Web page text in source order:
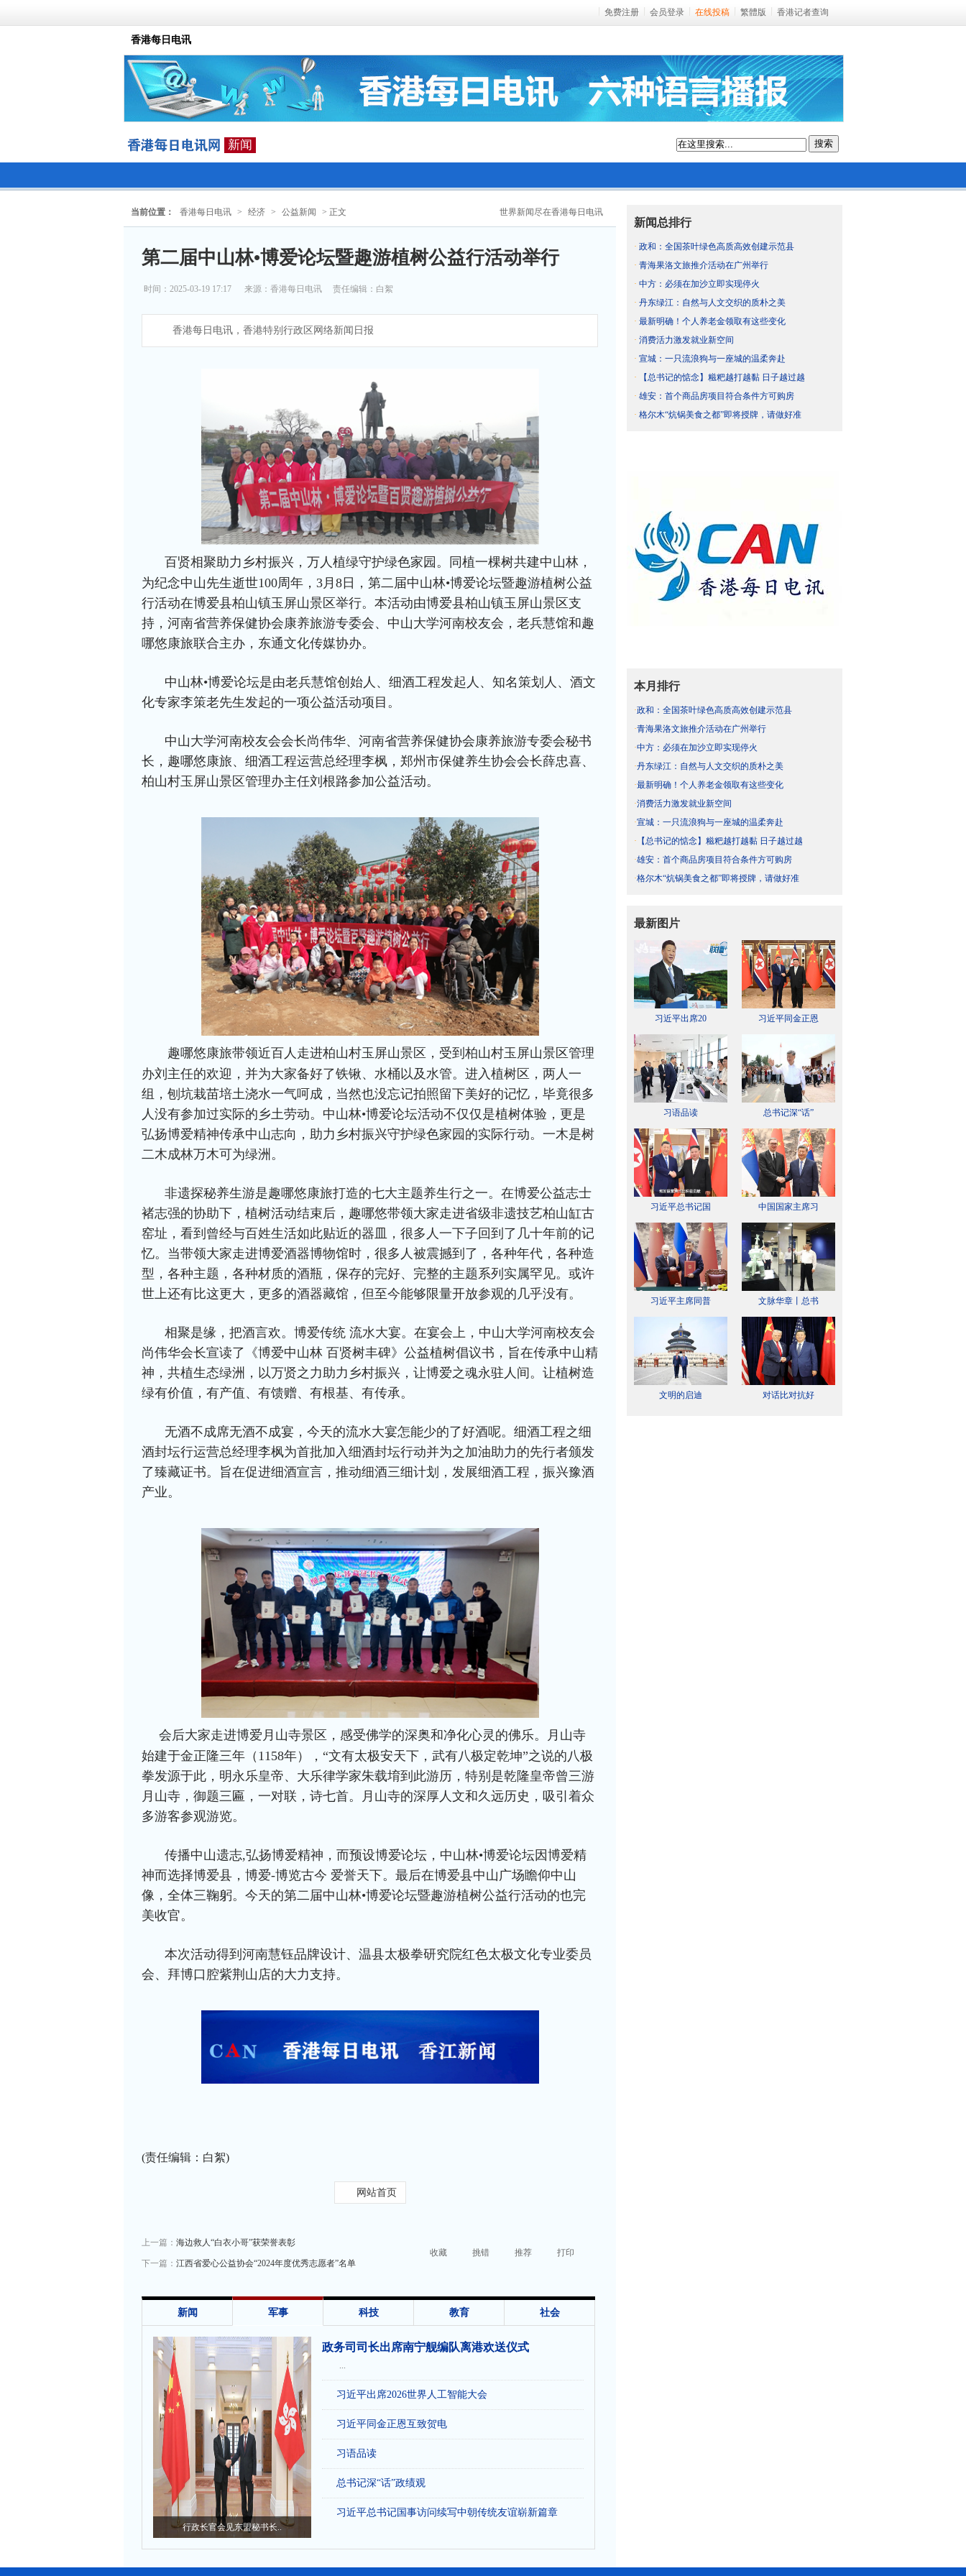
免费注册 会员登录 在线投稿 繁體版 香港记者查询
香港每日电讯
新闻 搜索
世界新闻尽在香港每日电讯
当前位置： 香港每日电讯 > 经济 > 公益新闻 > 正文
第二届中山林•博爱论坛暨趣游植树公益行活动举行
时间：2025-03-19 17:17 来源： 香港每日电讯 责任编辑：白絮
香港每日电讯，香港特别行政区网络新闻日报
百贤相聚助力乡村振兴，万人植绿守护绿色家园。同植一棵树共建中山林，
为纪念中山先生逝世100周年，3月8日，第二届中山林•博爱论坛暨趣游植树公益
行活动在博爱县柏山镇玉屏山景区举行。本活动由博爱县柏山镇玉屏山景区支
持，河南省营养保健协会康养旅游专委会、中山大学河南校友会，老兵慧馆和趣
哪悠康旅联合主办，东通文化传媒协办。
中山林•博爱论坛是由老兵慧馆创始人、细酒工程发起人、知名策划人、酒文
化专家李策老先生发起的一项公益活动项目。
中山大学河南校友会会长尚伟华、河南省营养保健协会康养旅游专委会秘书
长，趣哪悠康旅、细酒工程运营总经理李枫，郑州市保健养生协会会长薛忠喜、
柏山村玉屏山景区管理办主任刘根路参加公益活动。
趣哪悠康旅带领近百人走进柏山村玉屏山景区，受到柏山村玉屏山景区管理
办刘主任的欢迎，并为大家备好了铁锹、水桶以及水管。进入植树区，两人一
组，刨坑栽苗培土浇水一气呵成，当然也没忘记拍照留下美好的记忆，毕竟很多
人没有参加过实际的乡土劳动。中山林•博爱论坛活动不仅仅是植树体验，更是
弘扬博爱精神传承中山志向，助力乡村振兴守护绿色家园的实际行动。一木是树
二木成林万木可为绿洲。
非遗探秘养生游是趣哪悠康旅打造的七大主题养生行之一。在博爱公益志士
褚志强的协助下，植树活动结束后，趣哪悠带领大家走进省级非遗技艺柏山缸古
窑址，看到曾经与百姓生活如此贴近的器皿，很多人一下子回到了几十年前的记
忆。当带领大家走进博爱酒器博物馆时，很多人被震撼到了，各种年代，各种造
型，各种主题，各种材质的酒瓶，保存的完好、完整的主题系列实属罕见。或许
世上还有比这更大，更多的酒器藏馆，但至今能够限量开放参观的几乎没有。
相聚是缘，把酒言欢。博爱传统 流水大宴。在宴会上，中山大学河南校友会
尚伟华会长宣读了《博爱中山林 百贤树丰碑》公益植树倡议书，旨在传承中山精
神，共植生态绿洲，以万贤之力助力乡村振兴，让博爱之魂永驻人间。让植树造
绿有价值，有产值、有馈赠、有根基、有传承。
无酒不成席无酒不成宴，今天的流水大宴怎能少的了好酒呢。细酒工程之细
酒封坛行运营总经理李枫为首批加入细酒封坛行动并为之加油助力的先行者颁发
了臻藏证书。旨在促进细酒宣言，推动细酒三细计划，发展细酒工程，振兴豫酒
产业。
会后大家走进博爱月山寺景区，感受佛学的深奥和净化心灵的佛乐。月山寺
始建于金正隆三年（1158年），“文有太极安天下，武有八极定乾坤”之说的八极
拳发源于此，明永乐皇帝、大乐律学家朱载堉到此游历，特别是乾隆皇帝曾三游
月山寺，御题三匾，一对联，诗七首。月山寺的深厚人文和久远历史，吸引着众
多游客参观游览。
传播中山遗志,弘扬博爱精神，而预设博爱论坛，中山林•博爱论坛因博爱精
神而选择博爱县，博爱-博览古今 爱誉天下。最后在博爱县中山广场瞻仰中山
像，全体三鞠躬。今天的第二届中山林•博爱论坛暨趣游植树公益行活动的也完
美收官。
本次活动得到河南慧钰品牌设计、温县太极拳研究院红色太极文化专业委员
会、拜博口腔紫荆山店的大力支持。
(责任编辑：白絮)
网站首页
上一篇： 海边救人“白衣小哥”获荣誉表彰
下一篇： 江西省爱心公益协会“2024年度优秀志愿者”名单
收藏 挑错 推荐 打印
新闻 军事 科技 教育 社会
行政长官会见东盟秘书长..
政务司司长出席南宁舰编队离港欢送仪式
习近平出席2026世界人工智能大会
习近平同金正恩互致贺电
习语品读
总书记深“话”政绩观
习近平总书记国事访问续写中朝传统友谊崭新篇章
新闻总排行
· 政和：全国茶叶绿色高质高效创建示范县
· 青海果洛文旅推介活动在广州举行
· 中方：必须在加沙立即实现停火
· 丹东绿江：自然与人文交织的质朴之美
· 最新明确！个人养老金领取有这些变化
· 消费活力激发就业新空间
· 宣城：一只流浪狗与一座城的温柔奔赴
·
【总书记的惦念】糍粑越打越黏 日子越过越
· 雄安：首个商品房项目符合条件方可购房
· 格尔木“炕锅美食之都”即将授牌，请做好准
本月排行
·政和：全国茶叶绿色高质高效创建示范县
·青海果洛文旅推介活动在广州举行
·中方：必须在加沙立即实现停火
·丹东绿江：自然与人文交织的质朴之美
·最新明确！个人养老金领取有这些变化
·消费活力激发就业新空间
·宣城：一只流浪狗与一座城的温柔奔赴
· 【总书记的惦念】糍粑越打越黏 日子越过越
·雄安：首个商品房项目符合条件方可购房
·格尔木“炕锅美食之都”即将授牌，请做好准
最新图片
习近平出席20 习近平同金正恩
习语品读 总书记深“话”
习近平总书记国 中国国家主席习
习近平主席同普 文脉华章丨总书
文明的启迪 对话比对抗好